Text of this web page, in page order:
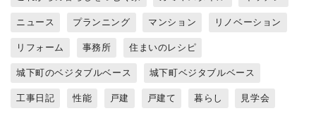
ニュース プランニング マンション リノベーション
リフォーム 事務所 住まいのレシピ
城下町のベジタブルベース 城下町ベジタブルベース
工事日記 性能 戸建 戸建て 暮らし 見学会